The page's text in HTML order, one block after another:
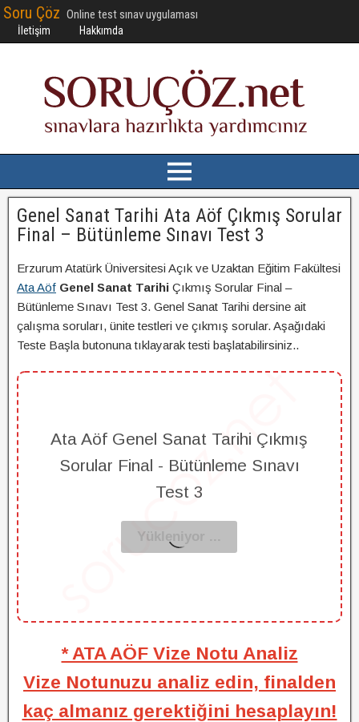
Soru Çöz Online test sınav uygulaması
İletişim Hakkımda
Genel Sanat Tarihi Ata Aöf Çıkmış Sorular
Final – Bütünleme Sınavı Test 3
Erzurum Atatürk Üniversitesi Açık ve Uzaktan Eğitim Fakültesi
Ata Aöf Genel Sanat Tarihi Çıkmış Sorular Final –
Bütünleme Sınavı Test 3. Genel Sanat Tarihi dersine ait
çalışma soruları, ünite testleri ve çıkmış sorular. Aşağıdaki
Teste Başla butonuna tıklayarak testi başlatabilirsiniz..
Ata Aöf Genel Sanat Tarihi Çıkmış
Sorular Final - Bütünleme Sınavı
Test 3
* ATA AÖF Vize Notu Analiz
Vize Notunuzu analiz edin, finalden
kaç almanız gerektiğini hesaplayın!